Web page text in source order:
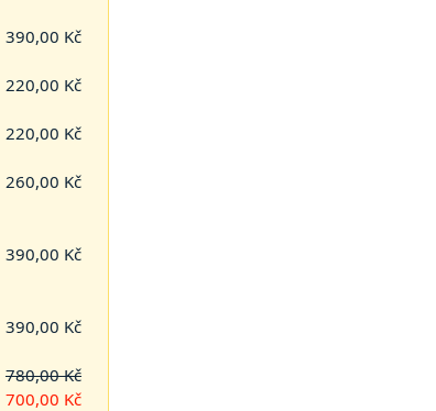
390,00 Kč
220,00 Kč
220,00 Kč
260,00 Kč
390,00 Kč
390,00 Kč
780,00 Kč
700,00 Kč